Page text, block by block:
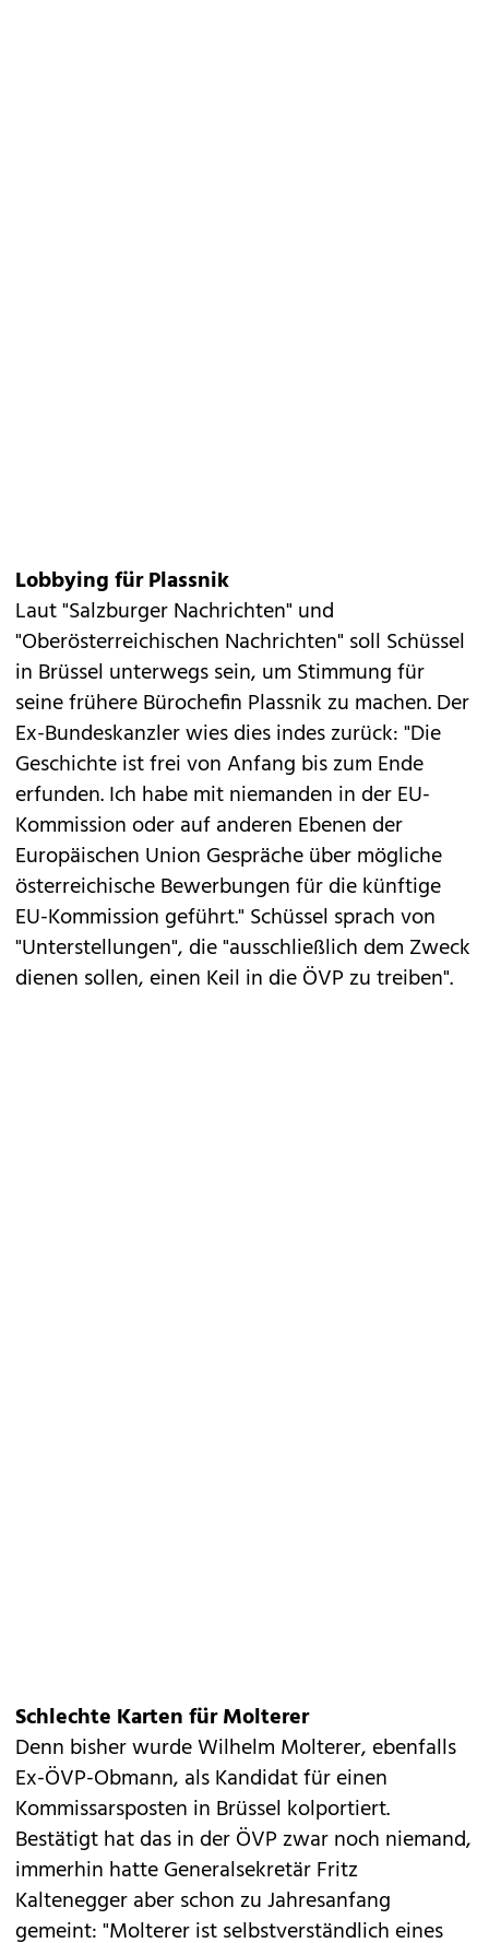
Lobbying für Plassnik
Laut "Salzburger Nachrichten" und
"Oberösterreichischen Nachrichten" soll Schüssel
in Brüssel unterwegs sein, um Stimmung für
seine frühere Bürochefin Plassnik zu machen. Der
Ex-Bundeskanzler wies dies indes zurück: "Die
Geschichte ist frei von Anfang bis zum Ende
erfunden. Ich habe mit niemanden in der EU-
Kommission oder auf anderen Ebenen der
Europäischen Union Gespräche über mögliche
österreichische Bewerbungen für die künftige
EU-Kommission geführt." Schüssel sprach von
"Unterstellungen", die "ausschließlich dem Zweck
dienen sollen, einen Keil in die ÖVP zu treiben".
Schlechte Karten für Molterer
Denn bisher wurde Wilhelm Molterer, ebenfalls
Ex-ÖVP-Obmann, als Kandidat für einen
Kommissarsposten in Brüssel kolportiert.
Bestätigt hat das in der ÖVP zwar noch niemand,
immerhin hatte Generalsekretär Fritz
Kaltenegger aber schon zu Jahresanfang
gemeint: "Molterer ist selbstverständlich eines